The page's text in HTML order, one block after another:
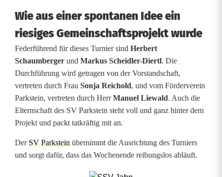
t
d
e
r
E
x
t
r
Wie aus einer spontanen Idee ein
riesiges Gemeinschaftsprojekt wurde
Federführend für dieses Turnier sind Herbert
Schaumberger und Markus Scheidler-Diertl. Die
Durchführung wird getragen von der Vorstandschaft,
vertreten durch Frau Sonja Reichold, und vom Förderverein
Parkstein, vertreten durch HerrManuel Liewald. Auch die
Elternschaft des SV Parkstein steht voll und ganz hinter dem
Projekt und packt tatkräftig mit an.
Der SV Parkstein übernimmt die Ausrichtung des Turniers
und sorgt dafür, dass das Wochenende reibungslos abläuft.